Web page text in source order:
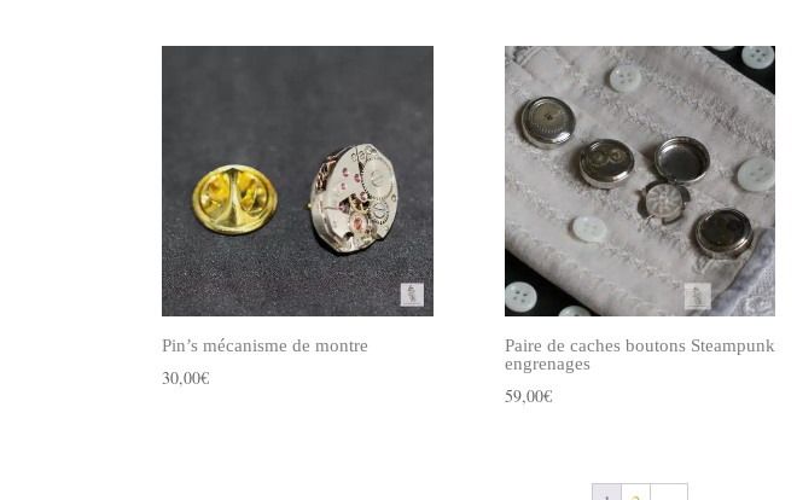
Pin’s mécanisme de montre
30,00€
Paire de caches boutons Steampunk
engrenages
59,00€